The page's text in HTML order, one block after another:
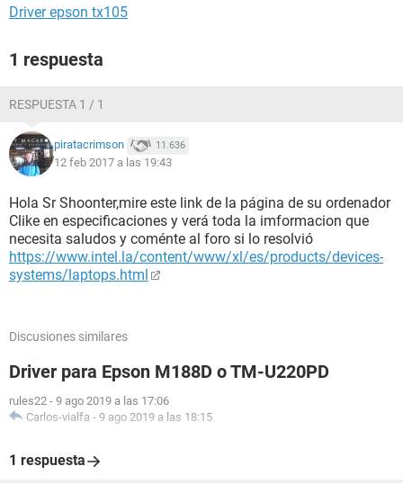
Driver epson tx105
1 respuesta
RESPUESTA 1 / 1
piratacrimson 11.636
12 feb 2017 a las 19:43
Hola Sr Shoonter,mire este link de la página de su ordenador
Clike en especificaciones y verá toda la imformacion que
necesita saludos y coménte al foro si lo resolvió
https://www.intel.la/content/www/xl/es/products/devices-
systems/laptops.html
Discusiones similares
Driver para Epson M188D o TM-U220PD
rules22 - 9 ago 2019 a las 17:06
Carlos-vialfa - 9 ago 2019 a las 18:15
1 respuesta